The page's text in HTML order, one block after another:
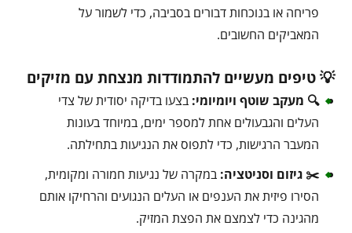
פריחה או בנוכחות דבורים בסביבה, כדי לשמור על
המאביקים החשובים.
💡 טיפים מעשיים להתמודדות מנצחת עם מזיקים
🔍 מעקב שוטף ויומיומי: בצעו בדיקה יסודית של צדי
העלים והגבעולים אחת למספר ימים, במיוחד בעונות
המעבר הרגישות, כדי לתפוס את הנגיעות בתחילתה.
✂️ גיזום וסניטציה: במקרה של נגיעות חמורה ומקומית,
הסירו פיזית את הענפים או העלים הנגועים והרחיקו אותם
מהגינה כדי לצמצם את הפצת המזיק.